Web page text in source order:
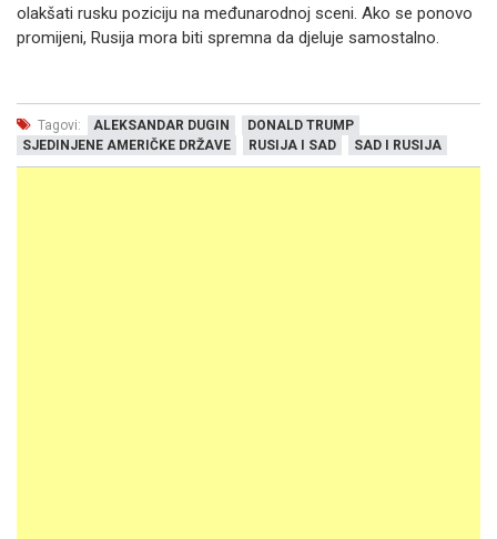
olakšati rusku poziciju na međunarodnoj sceni. Ako se ponovo
promijeni, Rusija mora biti spremna da djeluje samostalno.
Tagovi: ALEKSANDAR DUGIN
DONALD TRUMP
SJEDINJENE AMERIČKE DRŽAVE
RUSIJA I SAD SAD I RUSIJA